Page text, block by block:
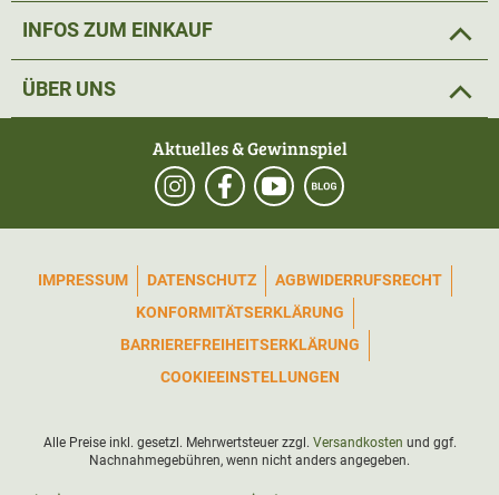
INFOS ZUM EINKAUF
ÜBER UNS
Aktuelles & Gewinnspiel
IMPRESSUM DATENSCHUTZ AGBWIDERRUFSRECHT
KONFORMITÄTSERKLÄRUNG
BARRIEREFREIHEITSERKLÄRUNG
COOKIEEINSTELLUNGEN
Alle Preise inkl. gesetzl. Mehrwertsteuer zzgl. Versandkosten und ggf.
Nachnahmegebühren, wenn nicht anders angegeben.